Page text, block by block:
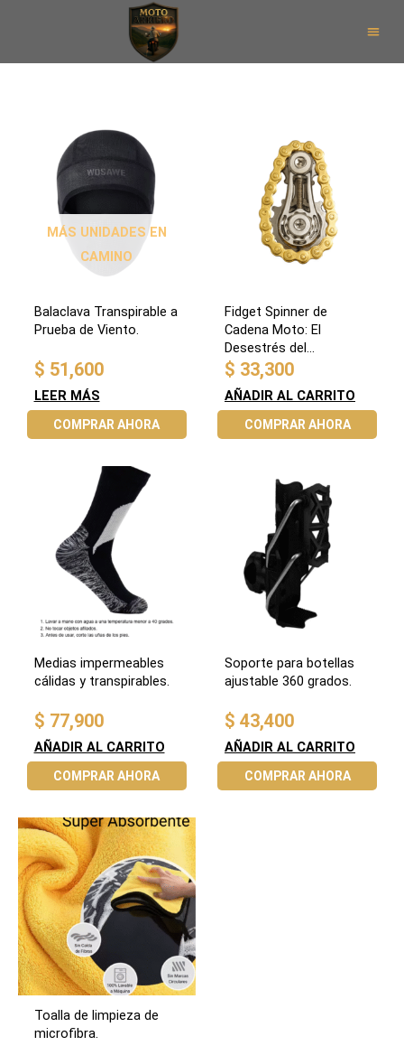
contenido
MÁS UNIDADES EN
CAMINO
Balaclava Transpirable a
Prueba de Viento.
$ 51,600
LEER MÁS
COMPRAR AHORA
Fidget Spinner de
Cadena Moto: El
Desestrés del
Motociclista
$ 33,300
AÑADIR AL CARRITO
COMPRAR AHORA
Medias impermeables
cálidas y transpirables.
$ 77,900
AÑADIR AL CARRITO
COMPRAR AHORA
Soporte para botellas
ajustable 360 grados.
$ 43,400
AÑADIR AL CARRITO
COMPRAR AHORA
Toalla de limpieza de
microfibra.